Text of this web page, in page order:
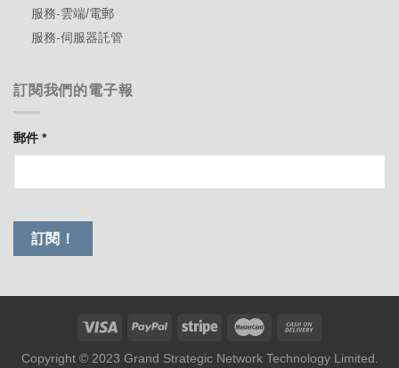
服務-雲端/電郵
服務-伺服器託管
訂閱我們的電子報
郵件*
Copyright © 2023 Grand Strategic Network Technology Limited.